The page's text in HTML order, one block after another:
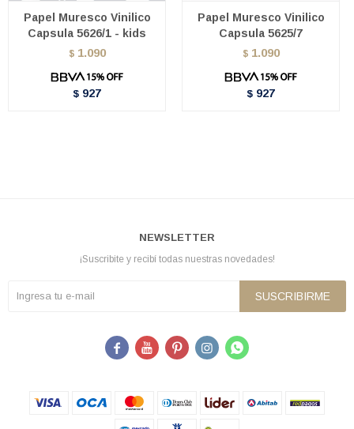
Papel Muresco Vinilico
Capsula 5626/1 - kids
$ 1.090
$ 927
Papel Muresco Vinilico
Capsula 5625/7
$ 1.090
$ 927
NEWSLETTER
¡Suscribite y recibí todas nuestras novedades!
SUSCRIBIRME
    